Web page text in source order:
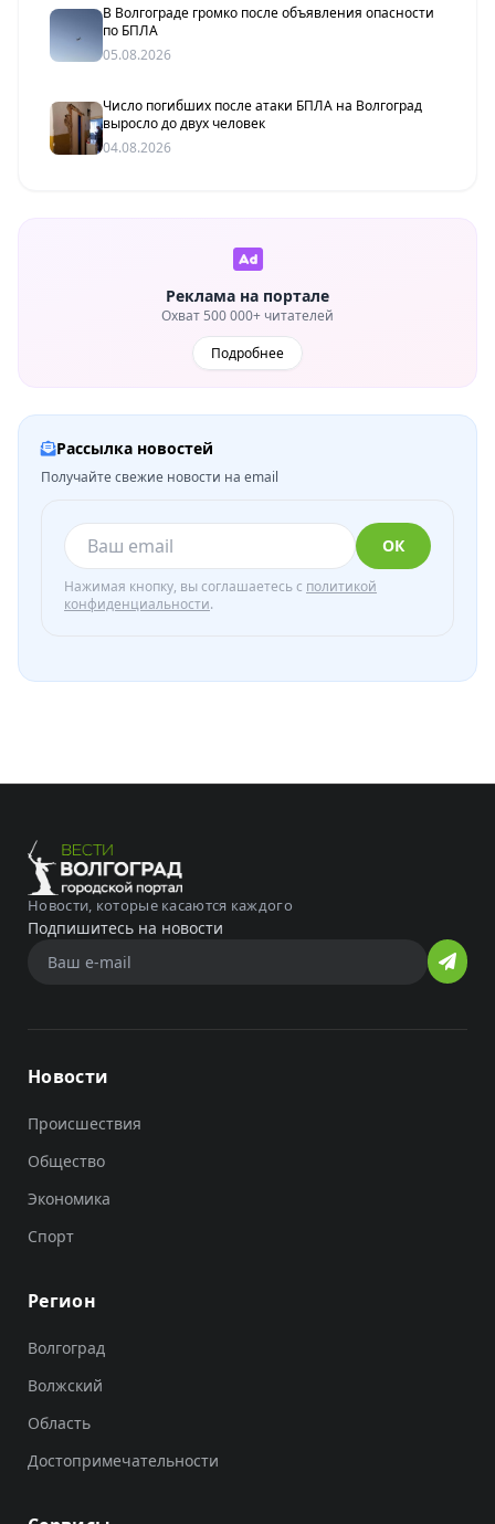
В Волгограде громко после объявления опасности
по БПЛА
05.08.2026
Число погибших после атаки БПЛА на Волгоград
выросло до двух человек
04.08.2026
Реклама на портале
Охват 500 000+ читателей
Подробнее
Рассылка новостей
Получайте свежие новости на email
ОК
Нажимая кнопку, вы соглашаетесь с политикой
конфиденциальности.
Новости, которые касаются каждого
Подпишитесь на новости
Новости
Происшествия
Общество
Экономика
Спорт
Регион
Волгоград
Волжский
Область
Достопримечательности